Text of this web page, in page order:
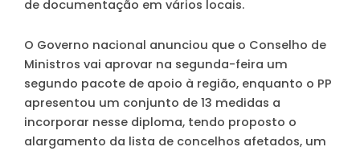
de documentação em vários locais.
O Governo nacional anunciou que o Conselho de
Ministros vai aprovar na segunda-feira um
segundo pacote de apoio à região, enquanto o PP
apresentou um conjunto de 13 medidas a
incorporar nesse diploma, tendo proposto o
alargamento da lista de concelhos afetados, um